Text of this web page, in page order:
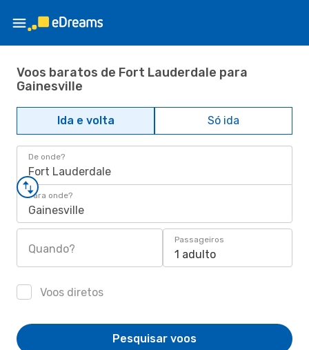
Voos baratos de Fort Lauderdale para
Gainesville
Ida e volta Só ida
De onde?
Fort Lauderdale
Para onde?
Gainesville
Quando?
Passageiros
1 adulto
Voos diretos
Pesquisar voos